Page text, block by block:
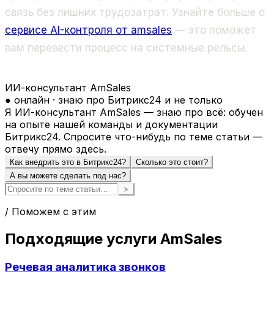
связь без лишних трудозатрат. Узнайте больше о
сервисе AI-контроля от amsales — это поможет
вам перевести процесс на системные рельсы.
ИИ-консультант AmSales
● онлайн · знаю про Битрикс24 и не только
Я ИИ-консультант AmSales — знаю про всё: обучен
на опыте нашей команды и документации
Битрикс24. Спросите что-нибудь по теме статьи —
отвечу прямо здесь.
Как внедрить это в Битрикс24?
Сколько это стоит?
А вы можете сделать под нас?
➤
/ Поможем с этим
Подходящие услуги AmSales
Речевая аналитика звонков